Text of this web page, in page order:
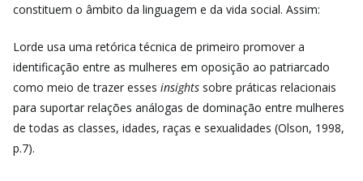
constituem o âmbito da linguagem e da vida social. Assim:
Lorde usa uma retórica técnica de primeiro promover a
identificação entre as mulheres em oposição ao patriarcado
como meio de trazer esses insights sobre práticas relacionais
para suportar relações análogas de dominação entre mulheres
de todas as classes, idades, raças e sexualidades (Olson, 1998,
p.7).